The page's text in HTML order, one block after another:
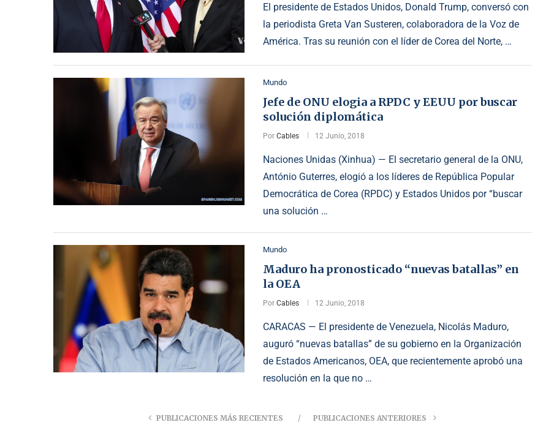
El presidente de Estados Unidos, Donald Trump, conversó con
la periodista Greta Van Susteren, colaboradora de la Voz de
América. Tras su reunión con el líder de Corea del Norte, …
Mundo
Jefe de ONU elogia a RPDC y EEUU por buscar
solución diplomática
Por Cables 12 Junio, 2018
Naciones Unidas (Xinhua) — El secretario general de la ONU,
António Guterres, elogió a los líderes de República Popular
Democrática de Corea (RPDC) y Estados Unidos por “buscar
una solución …
Mundo
Maduro ha pronosticado “nuevas batallas” en
la OEA
Por Cables 12 Junio, 2018
CARACAS — El presidente de Venezuela, Nicolás Maduro,
auguró “nuevas batallas” de su gobierno en la Organización
de Estados Americanos, OEA, que recientemente aprobó una
resolución en la que no …
PUBLICACIONES MÁS RECIENTES PUBLICACIONES ANTERIORES